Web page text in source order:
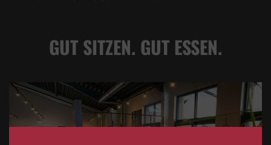
GUT SITZEN. GUT ESSEN.